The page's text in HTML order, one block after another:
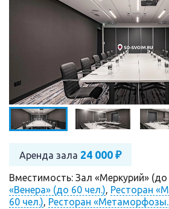
Аренда зала 24 000 ₽
Вместимость: Зал «Меркурий» (до
«Венера» (до 60 чел.), Ресторан
60 чел.), Ресторан